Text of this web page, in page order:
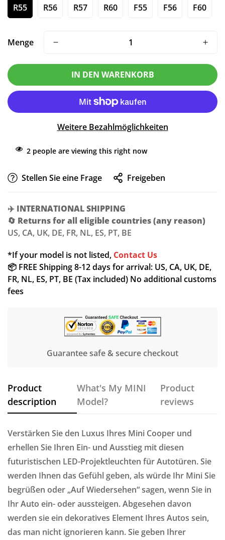
R55 R56 R57 R60 F55 F56 F60
Menge
IN DEN WARENKORB
Weitere Bezahlmöglichkeiten
2 people are viewing this right now
Stellen Sie eine Frage Freigeben
✈️ INTERNATIONAL SHIPPING
🔄 Returns for all eligible countries (any reason)
US, CA, UK, DE, FR, NL, ES, PT, BE
*If your model is not listed, Contact Us
📦 FREE Shipping 8-12 days for arrival: US, CA, UK, DE,
FR, NL, ES, PT, BE (Tax included) No additional customs
fees
Guarantee safe & secure checkout
Product
description
What's My MINI
Model?
Product
reviews
Verstärken Sie den Luxus Ihres Mini Cooper und
erhellen Sie Ihren Ein- und Ausstieg mit diesen
futuristischen LED-Projektleuchten für Autotüren. Sie
werden Ihnen das Gefühl geben, als würde Ihr Mini Sie
begrüßen oder „Auf Wiedersehen“ sagen, wenn Sie in
Ihr Auto ein- oder aussteigen. Abgesehen davon
werden sie ein dekoratives Element Ihres Autos sein,
das man nicht ignorieren kann. Sie geben Ihrer